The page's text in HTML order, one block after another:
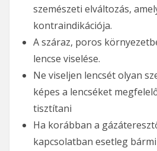
szemészeti elváltozás,
kontraindikációja.
A száraz, poros
lencse viselése.
Ne viseljen lencsét olyan
képes a lencséket
tisztítani
Ha korábban a
kapcsolatban esetleg